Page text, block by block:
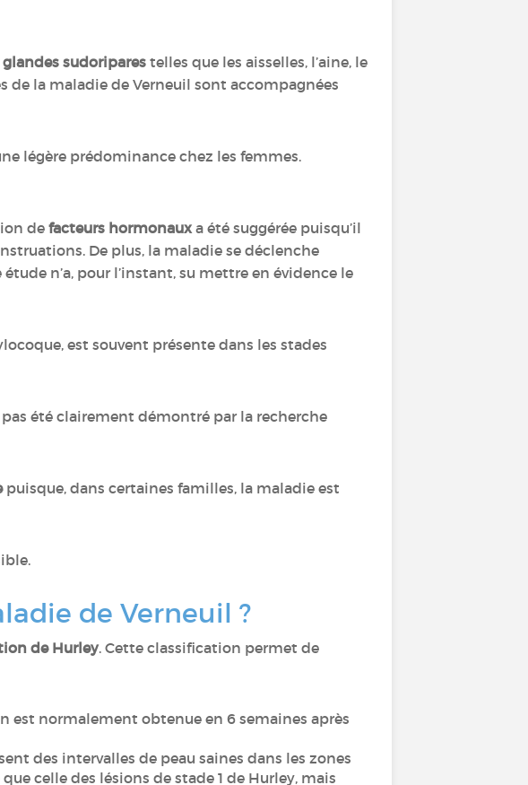
sudoripares telles que les aisselles, l’aine, le
de la maladie de Verneuil sont accompagnées
légère prédominance chez les femmes.
de facteurs hormonauxa été suggérée puisqu’il
De plus, la maladie se déclenche
n’a, pour l’instant, su mettre en évidence le
est souvent présente dans les stades
été clairement démontré par la recherche
puisque, dans certaines familles, la maladie est
de Verneuil ?
de Hurley. Cette classification permet de
est normalement obtenue en 6 semaines après
des intervalles de peau saines dans les zones
celle des lésions de stade 1 de Hurley, mais